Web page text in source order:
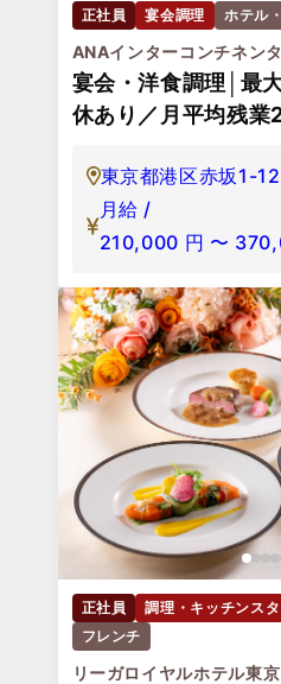
正社員 宴会調理 ホテル
ANAインターコンチネン
宴会・洋食調理│最
休あり／月平均残業
東京都港区赤坂1-
月給 /
210,000 円 〜
正社員 調理・キッチンス
フレンチ
リーガロイヤルホテル東京